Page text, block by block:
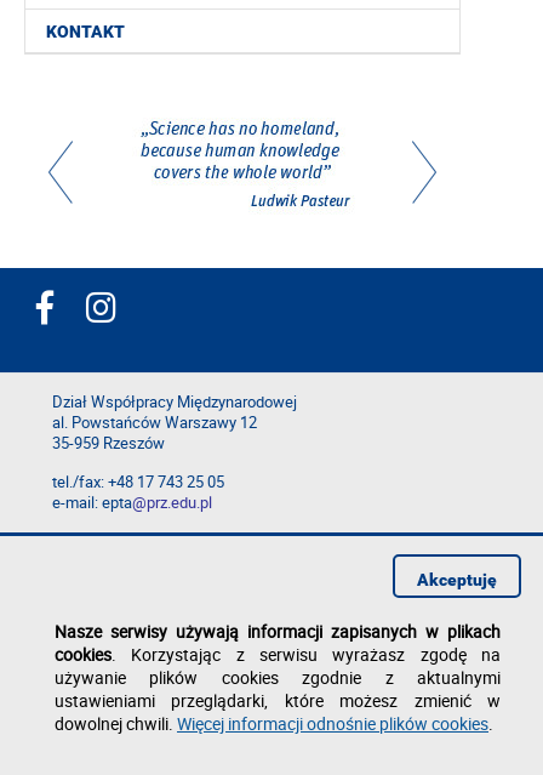
KONTAKT
Dział Współpracy Międzynarodowej
al. Powstańców Warszawy 12
35-959 Rzeszów
tel./fax: +48 17 743 25 05
e-mail: epta@prz.edu.pl
Deklaracja dostępności
Nasze serwisy używają informacji zapisanych w plikach
cookies. Korzystając z serwisu wyrażasz zgodę na
używanie plików cookies zgodnie z aktualnymi
ustawieniami przeglądarki, które możesz zmienić w
dowolnej chwili. Więcej informacji odnośnie plików cookies.
Akceptuję